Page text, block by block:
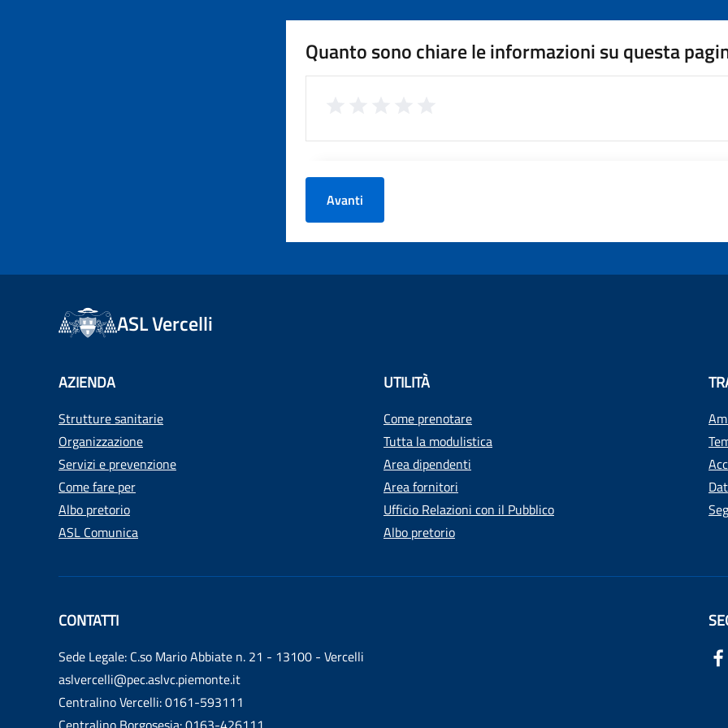
Quanto sono chiare le informazioni su questa
Avanti
ASL Vercelli
AZIENDA
Strutture sanitarie
Organizzazione
Servizi e prevenzione
Come fare per
Albo pretorio
ASL Comunica
UTILITÀ
Come prenotare
Tutta la modulistica
Area dipendenti
Area fornitori
Ufficio Relazioni con il Pubblico
Albo pretorio
CONTATTI
Sede Legale: C.so Mario Abbiate n. 21 - 13100 - Vercelli
aslvercelli@pec.aslvc.piemonte.it
Centralino Vercelli: 0161-593111